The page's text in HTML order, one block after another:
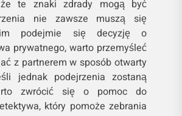
te znaki zdrady mogą być
nie zawsze muszą się
podejmie się decyzję o
prywatnego, warto przemyśleć
z partnerem w sposób otwarty
jednak podejrzenia zostaną
zwrócić się o pomoc do
który pomoże zebrania